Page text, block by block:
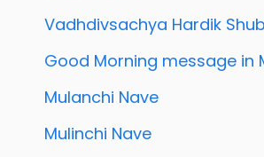
Vadhdivsachya Hardik
Good Morning message in
Mulanchi Nave
Mulinchi Nave